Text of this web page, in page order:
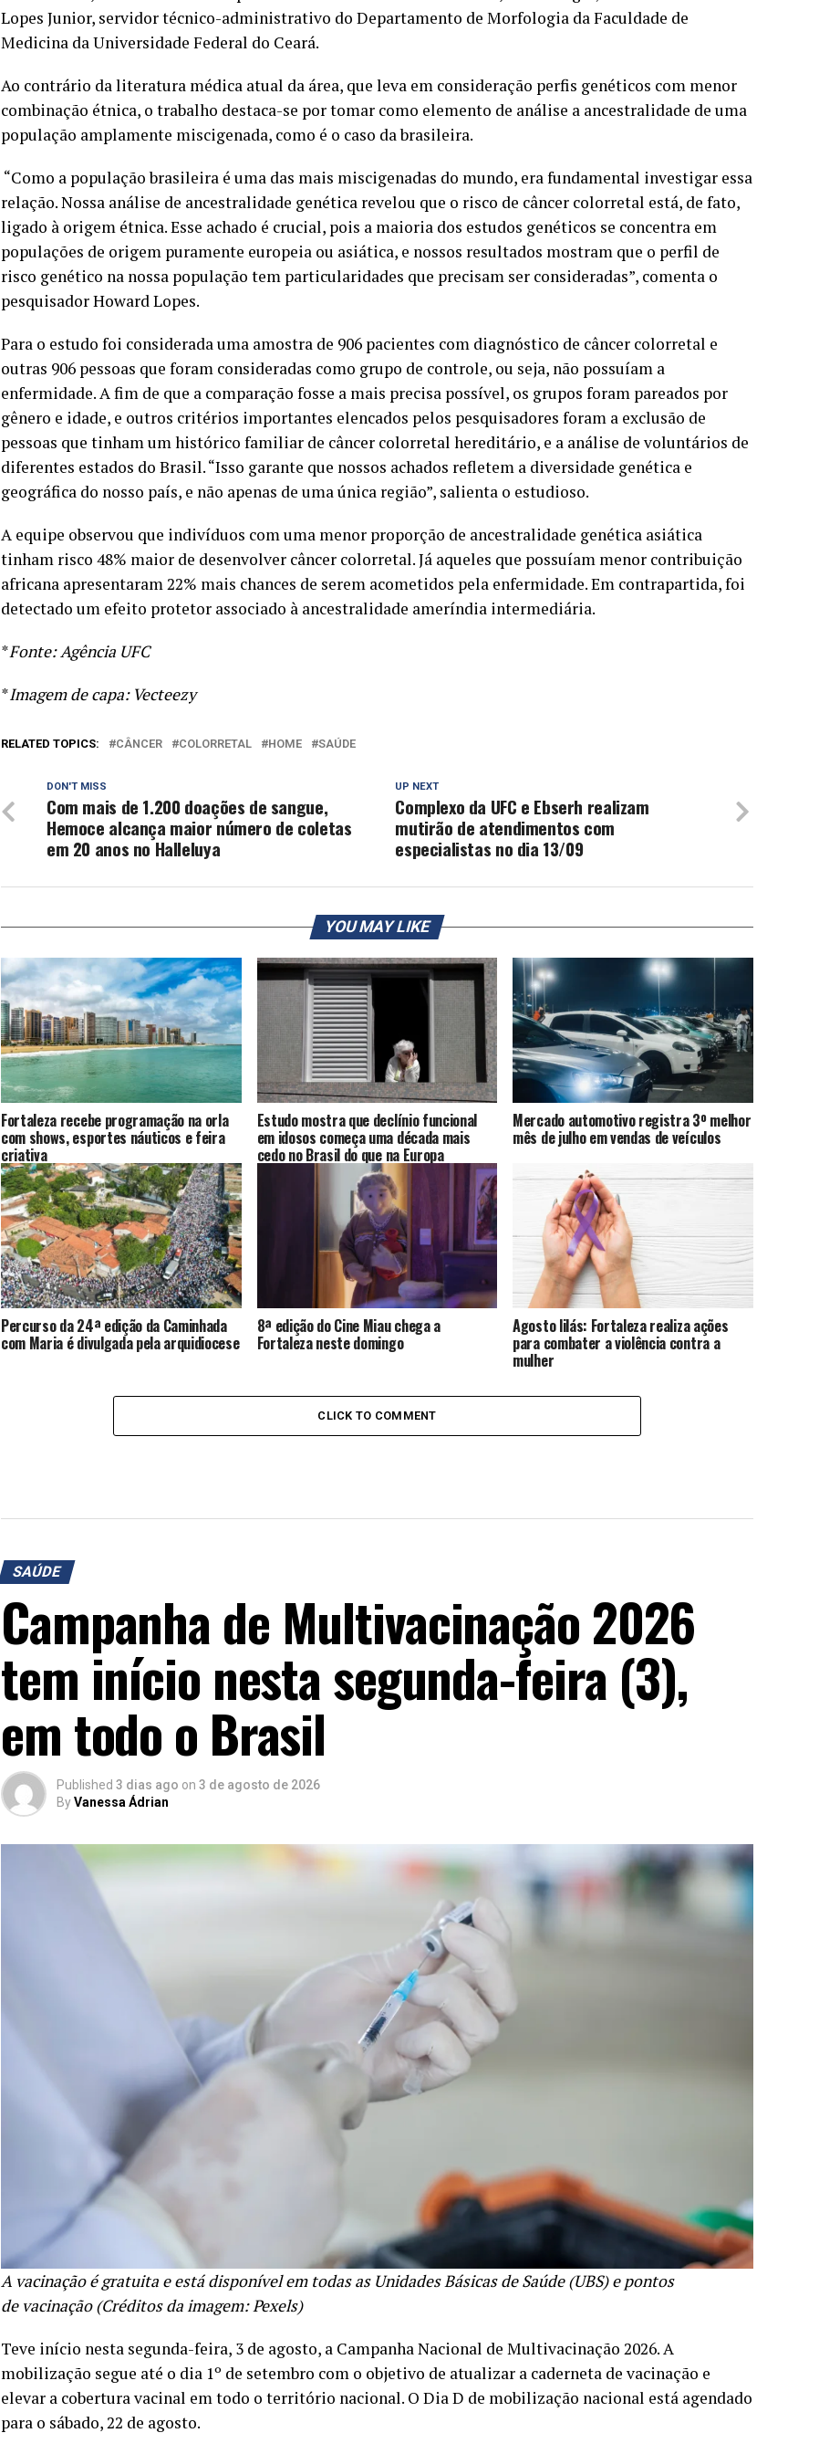
Lopes Junior, servidor técnico-administrativo do Departamento de Morfologia da Faculdade de
Medicina da Universidade Federal do Ceará.
Ao contrário da literatura médica atual da área, que leva em consideração perfis genéticos com menor
combinação étnica, o trabalho destaca-se por tomar como elemento de análise a ancestralidade de uma
população amplamente miscigenada, como é o caso da brasileira.
“Como a população brasileira é uma das mais miscigenadas do mundo, era fundamental investigar essa
relação. Nossa análise de ancestralidade genética revelou que o risco de câncer colorretal está, de fato,
ligado à origem étnica. Esse achado é crucial, pois a maioria dos estudos genéticos se concentra em
populações de origem puramente europeia ou asiática, e nossos resultados mostram que o perfil de
risco genético na nossa população tem particularidades que precisam ser consideradas”, comenta o
pesquisador Howard Lopes.
Para o estudo foi considerada uma amostra de 906 pacientes com diagnóstico de câncer colorretal e
outras 906 pessoas que foram consideradas como grupo de controle, ou seja, não possuíam a
enfermidade. A fim de que a comparação fosse a mais precisa possível, os grupos foram pareados por
gênero e idade, e outros critérios importantes elencados pelos pesquisadores foram a exclusão de
pessoas que tinham um histórico familiar de câncer colorretal hereditário, e a análise de voluntários de
diferentes estados do Brasil. “Isso garante que nossos achados refletem a diversidade genética e
geográfica do nosso país, e não apenas de uma única região”, salienta o estudioso.
A equipe observou que indivíduos com uma menor proporção de ancestralidade genética asiática
tinham risco 48% maior de desenvolver câncer colorretal. Já aqueles que possuíam menor contribuição
africana apresentaram 22% mais chances de serem acometidos pela enfermidade. Em contrapartida, foi
detectado um efeito protetor associado à ancestralidade ameríndia intermediária.
*Fonte: Agência UFC
*Imagem de capa: Vecteezy
RELATED TOPICS: CÂNCER COLORRETAL HOME SAÚDE
UP NEXT
Complexo da UFC e Ebserh realizam
mutirão de atendimentos com
especialistas no dia 13/09
DON'T MISS
Com mais de 1.200 doações de sangue,
Hemoce alcança maior número de coletas
em 20 anos no Halleluya
YOU MAY LIKE
Fortaleza recebe programação na orla
com shows, esportes náuticos e feira
criativa
Estudo mostra que declínio funcional
em idosos começa uma década mais
cedo no Brasil do que na Europa
Mercado automotivo registra 3º melhor
mês de julho em vendas de veículos
Percurso da 24ª edição da Caminhada
com Maria é divulgada pela arquidiocese
8ª edição do Cine Miau chega a
Fortaleza neste domingo
Agosto lilás: Fortaleza realiza ações
para combater a violência contra a
mulher
CLICK TO COMMENT
SAÚDE
Campanha de Multivacinação 2026
tem início nesta segunda-feira (3),
em todo o Brasil
Published 3 dias ago on 3 de agosto de 2026
ByVanessa Ádrian
A vacinação é gratuita e está disponível em todas as Unidades Básicas de Saúde (UBS) e pontos
de vacinação (Créditos da imagem: Pexels)
Teve início nesta segunda-feira, 3 de agosto, a Campanha Nacional de Multivacinação 2026. A
mobilização segue até o dia 1º de setembro com o objetivo de atualizar a caderneta de vacinação e
elevar a cobertura vacinal em todo o território nacional. O Dia D de mobilização nacional está agendado
para o sábado, 22 de agosto.